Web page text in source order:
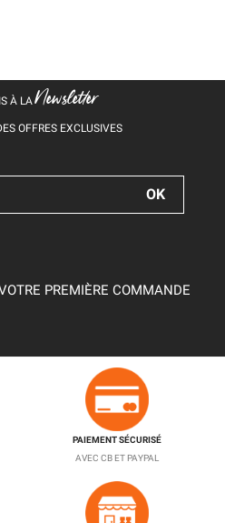
À LANewsletter
OFFRES EXCLUSIVES
PREMIÈRE COMMANDE
PAIEMENT SÉCURISÉ
AVEC CB ET PAYPAL